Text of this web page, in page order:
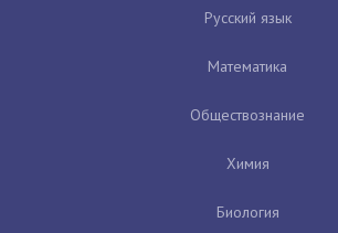
Русский язык
Математика
Обществознание
Химия
Биология